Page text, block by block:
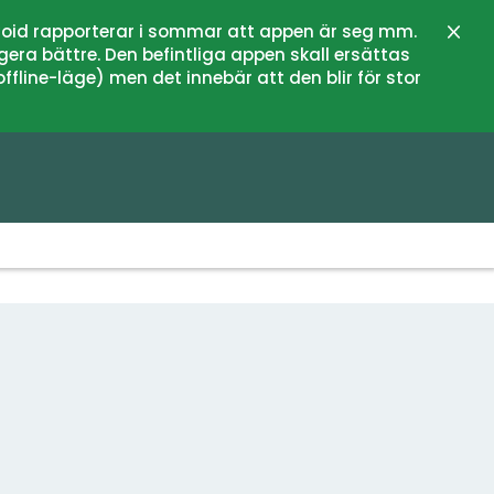
rapporterar i sommar att appen är seg mm.
bättre. Den befintliga appen skall ersättas
läge) men det innebär att den blir för stor